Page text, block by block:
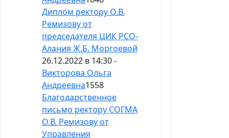
Диплом ректору О.В.
Ремизову от
председателя ЦИК РСО-
Алания Ж.Б. Моргоевой
26.12.2022 в 14:30 -
Викторова Ольга
Андреевна1558
Благодарственное
письмо ректору СОГМА
О.В. Ремизову от
Управления